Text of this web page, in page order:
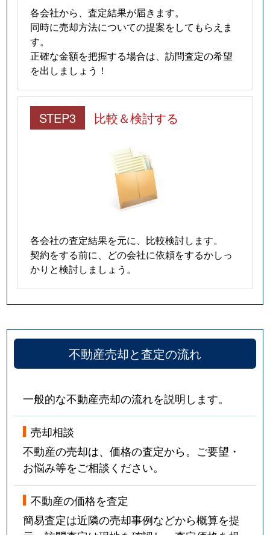
各会社から、査定結果が届きます。
同時に売却方法についての提案をしてもらえま
す。
正確な金額を把握する場合は、訪問査定の希望
を出しましょう！
STEP3 比較＆検討する
各会社の査定結果を元に、比較検討します。
契約をする前に、どの会社に依頼をするかしっ
かりと検討しましょう。
不動産売却と査定の流れ
一般的な不動産売却の流れを説明します。
売却相談
不動産の売却は、価格の査定から。ご要望・
お悩み等をご相談ください。
不動産の価格を査定
簡易査定は近隣の売却事例などから概算を提